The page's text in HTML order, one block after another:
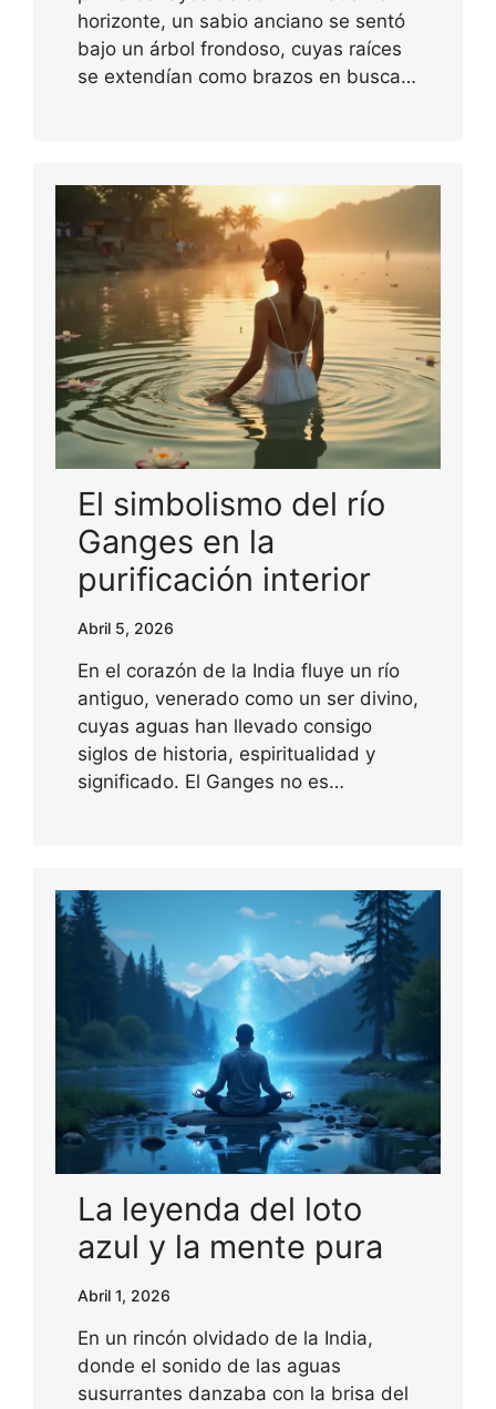
horizonte, un sabio anciano se sentó
bajo un árbol frondoso, cuyas raíces
se extendían como brazos en busca…
El simbolismo del río
Ganges en la
purificación interior
Abril 5, 2026
En el corazón de la India fluye un río
antiguo, venerado como un ser divino,
cuyas aguas han llevado consigo
siglos de historia, espiritualidad y
significado. El Ganges no es…
La leyenda del loto
azul y la mente pura
Abril 1, 2026
En un rincón olvidado de la India,
donde el sonido de las aguas
susurrantes danzaba con la brisa del